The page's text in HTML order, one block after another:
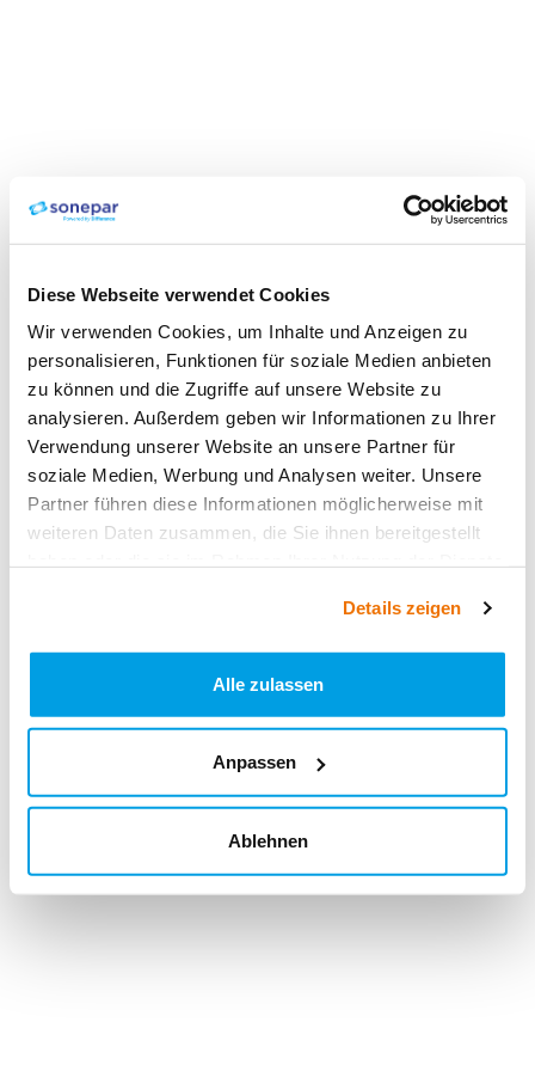
Diese Webseite verwendet Cookies
Wir verwenden Cookies, um Inhalte und Anzeigen zu
personalisieren, Funktionen für soziale Medien anbieten
zu können und die Zugriffe auf unsere Website zu
analysieren. Außerdem geben wir Informationen zu Ihrer
Verwendung unserer Website an unsere Partner für
soziale Medien, Werbung und Analysen weiter. Unsere
Partner führen diese Informationen möglicherweise mit
weiteren Daten zusammen, die Sie ihnen bereitgestellt
Details zeigen
Alle zulassen
Anpassen
Ablehnen